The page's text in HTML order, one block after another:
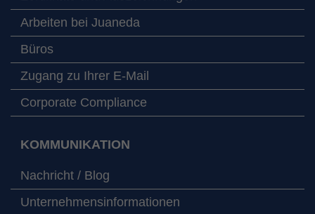
Arbeiten bei Juaneda
Büros
Zugang zu Ihrer E-Mail
Corporate Compliance
KOMMUNIKATION
Nachricht / Blog
Unternehmensinformationen